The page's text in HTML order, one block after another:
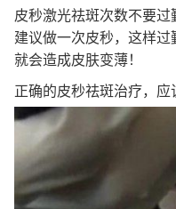
皮秒激光祛斑次数不要
建议做一次皮秒，这样过
就会造成皮肤变薄！
正确的皮秒祛斑治疗，应